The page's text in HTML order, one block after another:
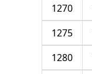
1270
1275
1280